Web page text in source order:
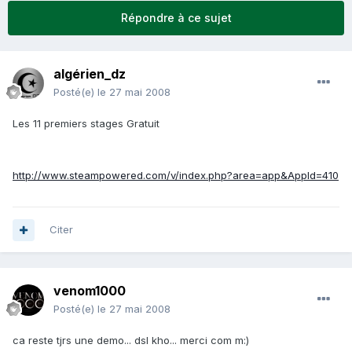
Répondre à ce sujet
algérien_dz
Posté(e) le 27 mai 2008
Les 11 premiers stages Gratuit
http://www.steampowered.com/v/index.php?area=app&AppId=410
Citer
venom1000
Posté(e) le 27 mai 2008
ca reste tjrs une demo... dsl kho... merci com m:)